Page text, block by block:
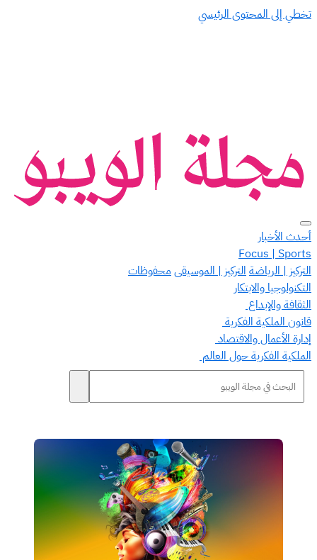
تخطي إلى المحتوى الرئيسي
أحدث الأخبار
Focus | Sports
التركيز | الرياضة التركيز | الموسيقى محفوظات
التكنولوجيا والابتكار
الثقافة والإبداع
قانون الملكية الفكرية
إدارة الأعمال والاقتصاد
الملكية الفكرية حول العالم